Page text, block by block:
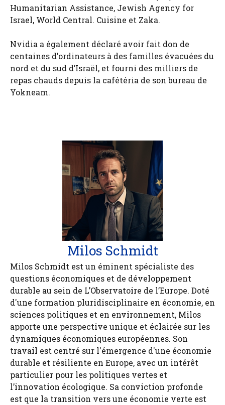
Humanitarian Assistance, Jewish Agency for
Israel, World Central. Cuisine et Zaka.
Nvidia a également déclaré avoir fait don de
centaines d’ordinateurs à des familles évacuées du
nord et du sud d’Israël, et fourni des milliers de
repas chauds depuis la cafétéria de son bureau de
Yokneam.
Milos Schmidt
Milos Schmidt est un éminent spécialiste des
questions économiques et de développement
durable au sein de L’Observatoire de l’Europe. Doté
d'une formation pluridisciplinaire en économie, en
sciences politiques et en environnement, Milos
apporte une perspective unique et éclairée sur les
dynamiques économiques européennes. Son
travail est centré sur l'émergence d'une économie
durable et résiliente en Europe, avec un intérêt
particulier pour les politiques vertes et
l’innovation écologique. Sa conviction profonde
est que la transition vers une économie verte est